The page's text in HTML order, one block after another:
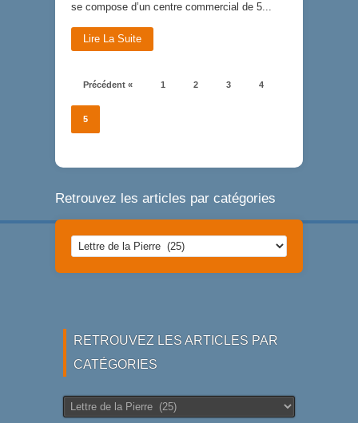
se compose d’un centre commercial de 5...
Lire La Suite
Précédent « 1 2 3 4
5
Retrouvez les articles par catégories
Retrouvez
les
articles
RETROUVEZ LES ARTICLES PAR
CATÉGORIES
Retrouvez
les